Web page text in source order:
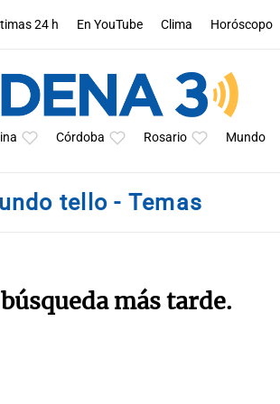
24 h En YouTube Clima Horóscopo
Córdoba Rosario Mundo
tello - Temas
más tarde.